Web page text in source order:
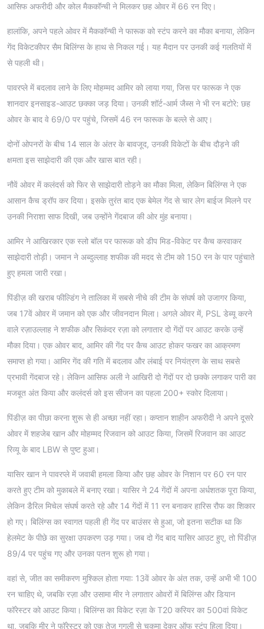
आसिफ अफरीदी और कोल मैककॉन्ची ने मिलकर छह ओवर में 66 रन दिए।
हालांकि, अपने पहले ओवर में मैककॉन्ची ने फारूक को स्टंप करने का मौका बनाया, लेकिन
गेंद विकेटकीपर सैम बिलिंग्स के हाथ से निकल गई। यह मैदान पर उनकी कई गलतियों में
से पहली थी।
पावरप्ले में बदलाव लाने के लिए मोहम्मद आमिर को लाया गया, जिस पर फारूक ने एक
शानदार इनसाइड-आउट छक्का जड़ दिया। उनकी शॉर्ट-आर्म जैब्स ने भी रन बटोरे: छह
ओवर के बाद वे 69/0 पर पहुंचे, जिसमें 46 रन फारूक के बल्ले से आए।
दोनों ओपनरों के बीच 14 साल के अंतर के बावजूद, उनकी विकेटों के बीच दौड़ने की
क्षमता इस साझेदारी की एक और खास बात रही।
नौवें ओवर में कलंदर्स को फिर से साझेदारी तोड़ने का मौका मिला, लेकिन बिलिंग्स ने एक
आसान कैच ड्रॉप कर दिया। इसके तुरंत बाद एक बेमेल गेंद से चार लेग बाईज मिलने पर
उनकी निराशा साफ दिखी, जब उन्होंने गेंदबाज की ओर मुंह बनाया।
आमिर ने आखिरकार एक स्लो बॉल पर फारूक को डीप मिड-विकेट पर कैच करवाकर
साझेदारी तोड़ी। जमान ने अब्दुल्लाह शफीक की मदद से टीम को 150 रन के पार पहुंचाते
हुए हमला जारी रखा।
पिंडीज़ की खराब फील्डिंग ने तालिका में सबसे नीचे की टीम के संघर्ष को उजागर किया,
जब 17वें ओवर में जमान को एक और जीवनदान मिला। अगले ओवर में, PSL डेब्यू करने
वाले रज़ाउल्लाह ने शफीक और सिकंदर रज़ा को लगातार दो गेंदों पर आउट करके उन्हें
मौका दिया। एक ओवर बाद, आमिर की गेंद पर कैच आउट होकर फखर का आक्रमण
समाप्त हो गया। आमिर गेंद की गति में बदलाव और लंबाई पर नियंत्रण के साथ सबसे
प्रभावी गेंदबाज रहे। लेकिन आसिफ अली ने आखिरी दो गेंदों पर दो छक्के लगाकर पारी का
मजबूत अंत किया और कलंदर्स को इस सीजन का पहला 200+ स्कोर दिलाया।
पिंडीज़ का पीछा करना शुरू से ही अच्छा नहीं रहा। कप्तान शाहीन अफरीदी ने अपने दूसरे
ओवर में शहजेब खान और मोहम्मद रिजवान को आउट किया, जिसमें रिजवान का आउट
रिव्यू के बाद LBW से पुष्ट हुआ।
यासिर खान ने पावरप्ले में जवाबी हमला किया और छह ओवर के निशान पर 60 रन पार
करते हुए टीम को मुकाबले में बनाए रखा। यासिर ने 24 गेंदों में अपना अर्धशतक पूरा किया,
लेकिन डैरिल मिचेल संघर्ष करते रहे और 14 गेंदों में 11 रन बनाकर हारिस रौफ का शिकार
हो गए। बिलिंग्स का स्वागत पहली ही गेंद पर बाउंसर से हुआ, जो इतना सटीक था कि
हेलमेट के पीछे का सुरक्षा उपकरण उड़ गया। जब दो गेंद बाद यासिर आउट हुए, तो पिंडीज़
89/4 पर पहुंच गए और उनका पतन शुरू हो गया।
वहां से, जीत का समीकरण मुश्किल होता गया: 13वें ओवर के अंत तक, उन्हें अभी भी 100
रन चाहिए थे, जबकि रज़ा और उसामा मीर ने लगातार ओवरों में बिलिंग्स और डियान
फॉरेस्टर को आउट किया। बिलिंग्स का विकेट रज़ा के T20 करियर का 500वां विकेट
था, जबकि मीर ने फॉरेस्टर को एक तेज गूगली से चकमा देकर ऑफ स्टंप हिला दिया।